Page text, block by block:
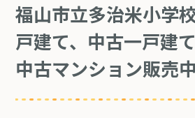
福山市立多治米小学
戸建て、中古一戸建
中古マンション販売